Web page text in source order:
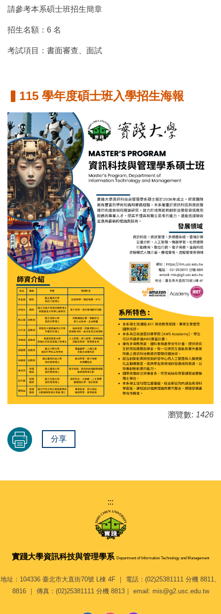
請參考本系碩士班招生簡章
招生名額：6 名
考試項目：書面審查、面試
▍115 學年度碩士班入學招生海報
瀏覽數: 1426
分享
:::
實踐大學資訊科技與管理學系 Department of Information Technology and Management
地址：104336 臺北市大直街70號 L棟 4F ｜ 電話：(02)25381111 分機 8811、
8816 ｜ 傳真：(02)25381111 分機 8813｜ email: mis@g2.usc.edu.tw